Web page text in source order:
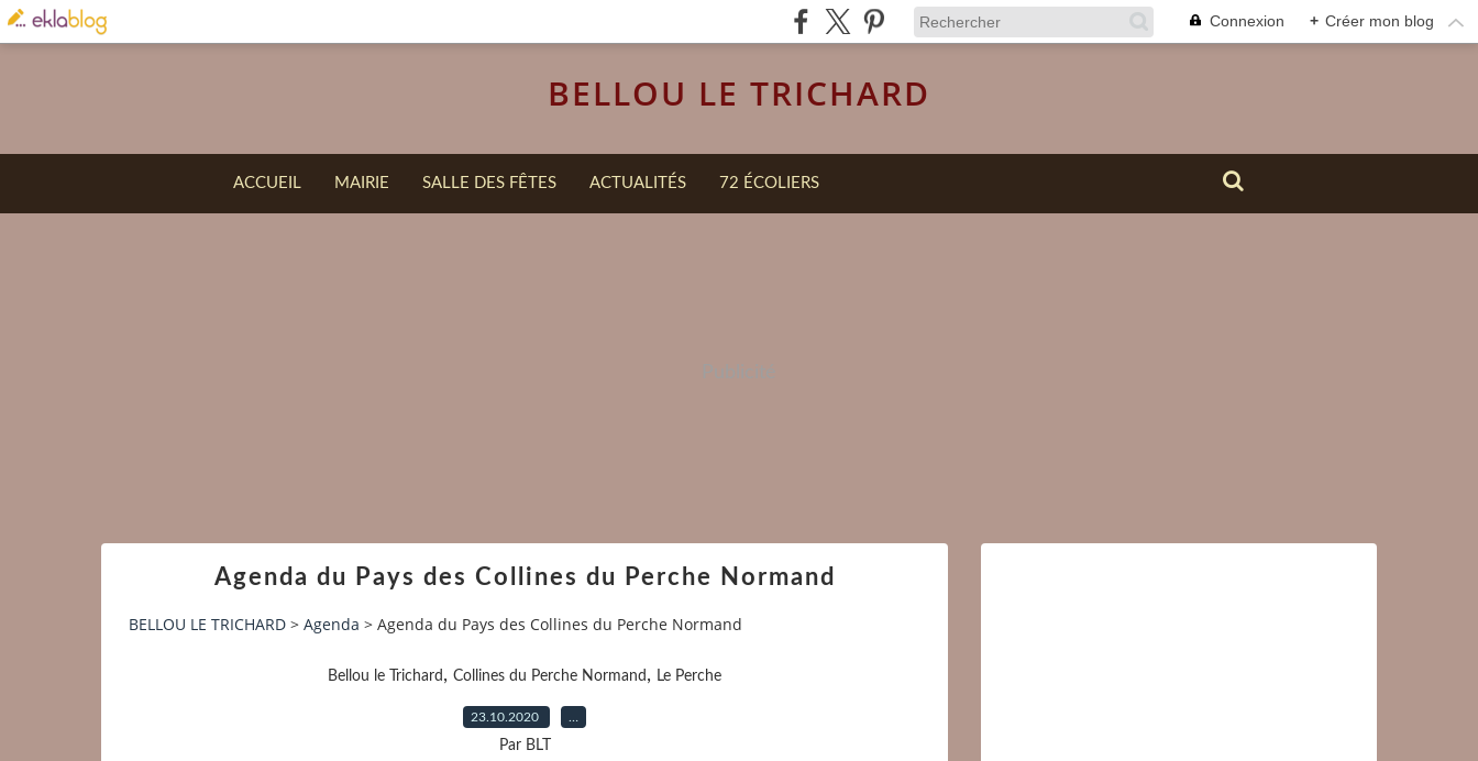
Connexion + Créer mon blog
BELLOU LE TRICHARD
ACCUEIL MAIRIE SALLE DES FÊTES ACTUALITÉS 72 ÉCOLIERS
Agenda du Pays des Collines du Perche Normand
BELLOU LE TRICHARD > Agenda > Agenda du Pays des Collines du Perche Normand
Bellou le Trichard , Collines du Perche Normand , Le Perche
23.10.2020
Par BLT